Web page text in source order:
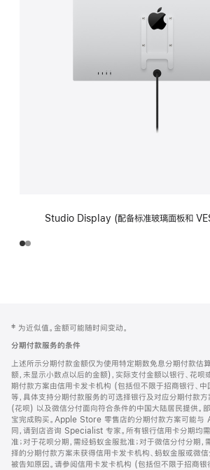
Studio Display (配备标准玻璃面板和
页
页
脚
注
‡ 为近似值。金额可能随时间变动。
分期付款服务的条件
上述所示分期付款金额仅为使用特定期数免息分期付款估
额，未显示小数点以后的金额)，实际支付金额以银行、花呗
期付款方案由信用卡发卡机构 (包括但不限于招商银行、中
等，具体支持分期付款服务的可选择银行及对应分期付款
(花呗) 以及微信分付面向符合条件的中国大陆居民提供。
宝完成购买。Apple Store 零售店的分期付款方案可能
同，请到店咨询 Specialist 专家。所有银行信用卡分期均
准；对于花呗分期，需经蚂蚁金服批准；对于微信分付分期
择的分期付款方案未获得信用卡发卡机构、蚂蚁金服或微
被告知原因。请参阅信用卡发卡机构 (包括但不限于招商银